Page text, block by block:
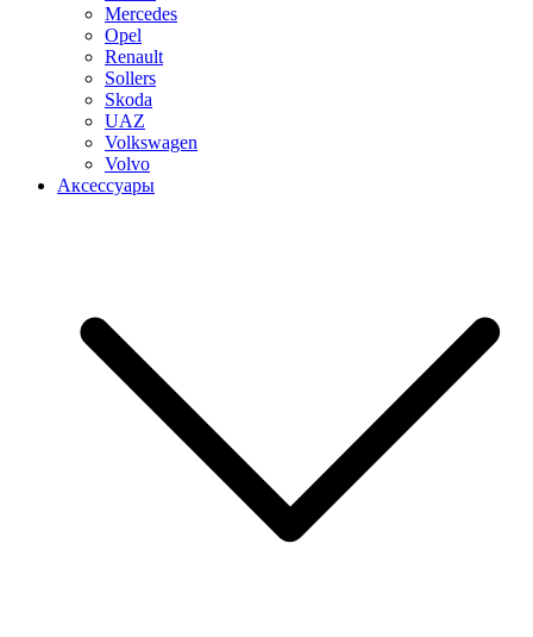
Mercedes
Opel
Renault
Sollers
Skoda
UAZ
Volkswagen
Volvo
Аксессуары